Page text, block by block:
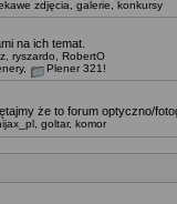
zdjęcia, galerie, konkursy
na ich temat.
ryszardo
RobertO
, Plener 321!
że to forum optyczno/
goltar, komor